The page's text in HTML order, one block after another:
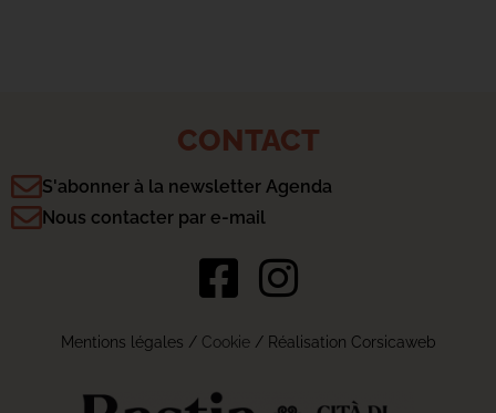
CONTACT
S'abonner à la newsletter Agenda
Nous contacter par e-mail
Mentions légales / Cookie/ Réalisation Corsicaweb